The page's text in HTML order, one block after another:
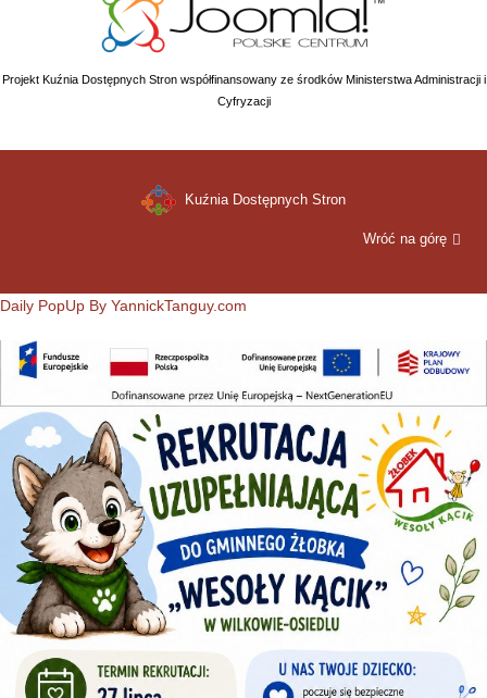
Projekt Kuźnia Dostępnych Stron współfinansowany ze środków Ministerstwa Administracji i
Cyfryzacji
Kuźnia Dostępnych Stron
Wróć na górę
Daily PopUp By YannickTanguy.com